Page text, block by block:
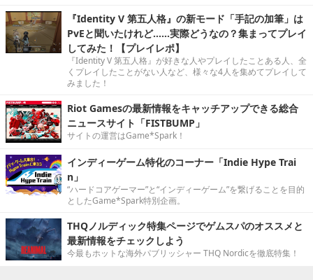
『Identity V 第五人格』の新モード「手記の加筆」は
PvEと聞いたけれど……実際どうなの？集まってプレイ
してみた！【プレイレポ】
『Identity V 第五人格』が好きな人やプレイしたことある人、全
くプレイしたことがない人など、様々な4人を集めてプレイして
みました！
Riot Gamesの最新情報をキャッチアップできる総合
ニュースサイト「FISTBUMP」
サイトの運営はGame*Spark！
インディーゲーム特化のコーナー「Indie Hype Trai
n」
“ハードコアゲーマー”と“インディーゲーム”を繋げることを目的
としたGame*Spark特別企画。
THQノルディック特集ページでゲムスパのオススメと
最新情報をチェックしよう
今最もホットな海外パブリッシャー THQ Nordicを徹底特集！